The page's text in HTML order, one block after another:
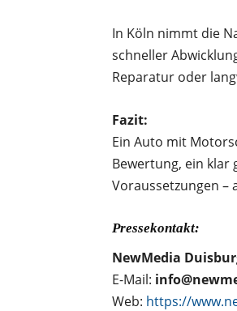
In Köln nimmt die
schneller
Reparatur oder
Fazit:
Ein Auto mit
Bewertung, ein klar
Voraussetzungen –
Pressekontakt:
NewMedia
E-Mail:
Web: https://